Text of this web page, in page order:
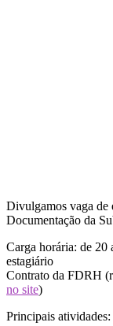
Divulgamos vaga de
Documentação da
Carga horária: de 20
estagiário
Contrato da FDRH
no site)
Principais atividades: